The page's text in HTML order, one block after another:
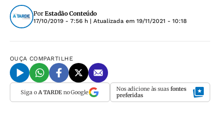
Por Estadão Conteúdo
17/10/2019 - 7:56 h | Atualizada em 19/11/2021 - 10:18
OUÇA COMPARTILHE
Siga o A TARDEno Google Nos adicione às suas fontes
preferidas